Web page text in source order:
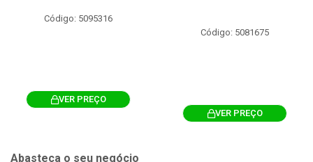
Código: 5095316
VER PREÇO
Código: 5081675
VER PREÇO
Abasteça o seu negócio